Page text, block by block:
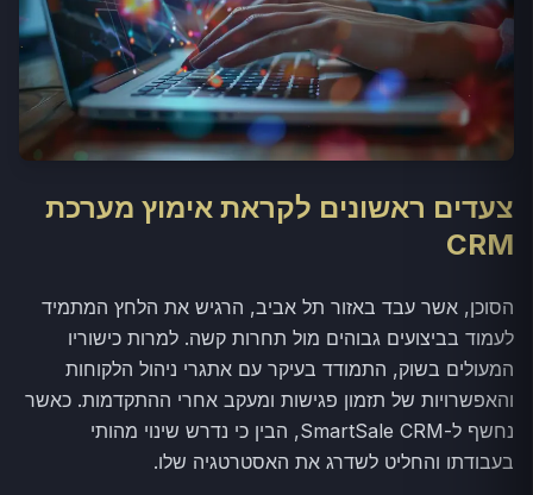
צעדים ראשונים לקראת אימוץ מערכת
CRM
הסוכן, אשר עבד באזור תל אביב, הרגיש את הלחץ המתמיד
לעמוד בביצועים גבוהים מול תחרות קשה. למרות כישוריו
המעולים בשוק, התמודד בעיקר עם אתגרי ניהול הלקוחות
והאפשרויות של תזמון פגישות ומעקב אחרי ההתקדמות. כאשר
נחשף ל-SmartSale CRM, הבין כי נדרש שינוי מהותי
בעבודתו והחליט לשדרג את האסטרטגיה שלו.